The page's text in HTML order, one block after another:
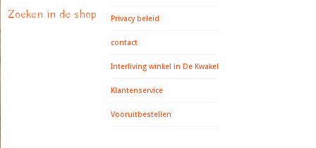
Zoeken in de shop Privacy beleid
contact
Interliving winkel in De Kwakel
Klantenservice
Vooruitbestellen